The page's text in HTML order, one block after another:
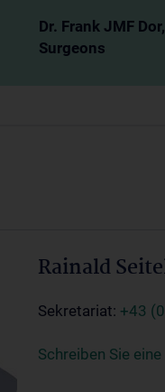
Dr. Frank JMF
Surgeons
Rainald
Sekretariat: +43
Schreiben Sie eine